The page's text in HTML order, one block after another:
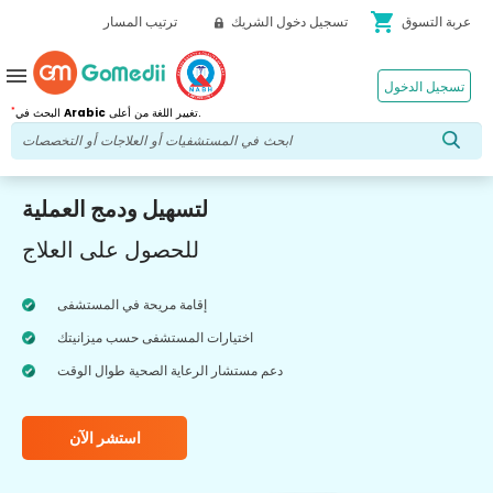
ترتيب المسار تسجيل دخول الشريك shopping_cart عربة التسوق
* Arabic تغيير اللغة من أعلى.
تسجيل الدخول menu
لتسهيل ودمج العملية
للحصول على العلاج
إقامة مريحة في المستشفى
اختيارات المستشفى حسب ميزانيتك
دعم مستشار الرعاية الصحية طوال الوقت
استشر الآن